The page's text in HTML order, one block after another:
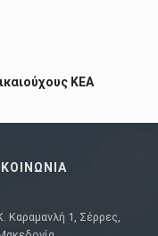
ΚΕΑ
Καραμανλή 1, Σέρρες,